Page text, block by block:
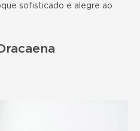
sofisticado e alegre ao